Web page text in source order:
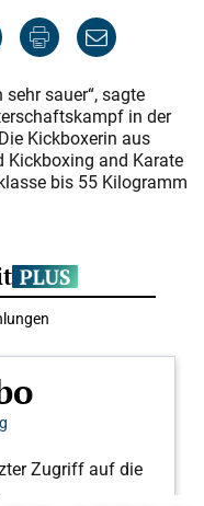
sauer“, sagte
in der
Kickboxerin aus
Kickboxing and Karate
bis 55 Kilogramm